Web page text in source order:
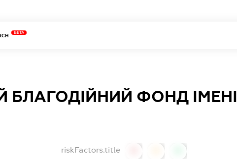
BETA
ФОНД ІМЕНІ
riskFactors.title